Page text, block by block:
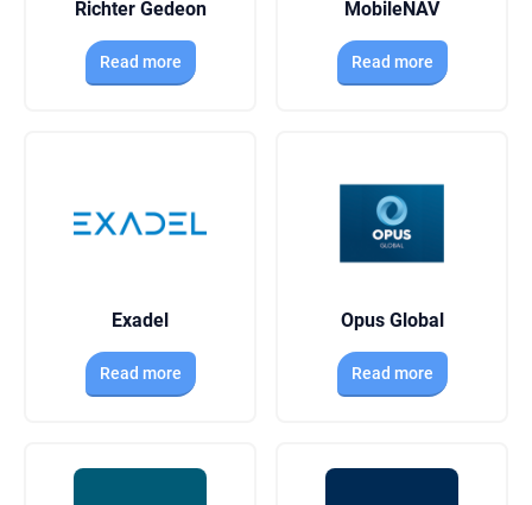
Richter Gedeon
Read more
MobileNAV
Read more
Exadel
Read more
Opus Global
Read more